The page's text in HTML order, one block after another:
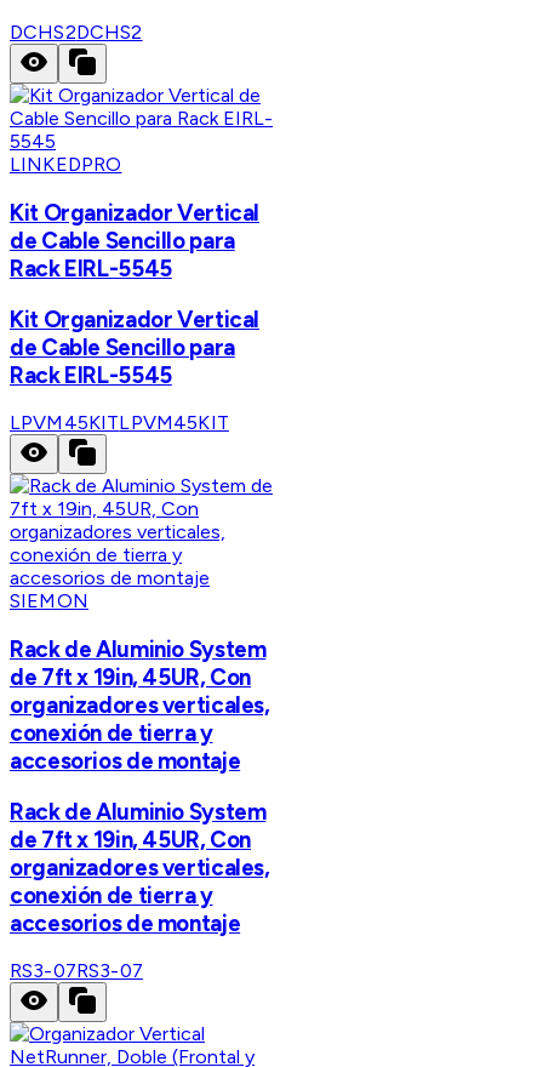
DCHS2DCHS2
LINKEDPRO
Kit Organizador Vertical
de Cable Sencillo para
Rack EIRL-5545
Kit Organizador Vertical
de Cable Sencillo para
Rack EIRL-5545
LPVM45KITLPVM45KIT
SIEMON
Rack de Aluminio System
de 7ft x 19in, 45UR, Con
organizadores verticales,
conexión de tierra y
accesorios de montaje
Rack de Aluminio System
de 7ft x 19in, 45UR, Con
organizadores verticales,
conexión de tierra y
accesorios de montaje
RS3-07RS3-07